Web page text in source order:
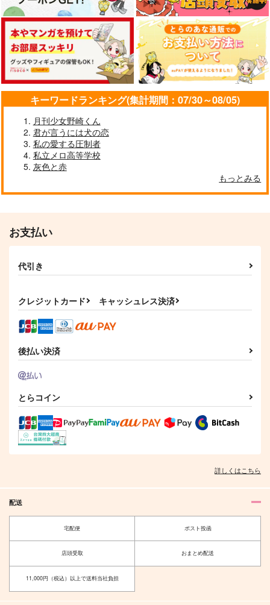
オレメン
79番
1,572円 （税込）
山姥切国広
サンプル
作品詳細
バース・クライ
エダツミ
1,430円 （税込）
山姥切国広×山姥切長義
サンプル
作品詳細
賞味期限は昨日
PINK POWER
472円（税込）
山姥切国広×山姥切長義
サンプル
作品詳細
In The Dark
ctrl＋
山姥切長義×山姥切国広
作品詳細
talisona
山姥切国広×山姥切長義
作品詳細
冬ながら（出戻り長
作品詳細
f2
山姥切国広×山姥切長義
飛花うらうら
山姥切長義×山姥切国広
カート カート カート
mellow mellow mell
ビターサイダー
787円（税込）
刀剣乱舞
山姥切長義×女審神者
fefefe
629円（税込）
AMBIVALENT
専売 1,572円（税込）
鳩星に願いをキス
PINK POWER
刀剣乱舞
山姥切国広×山姥切長義
カート
いであろっく
刀剣乱舞
カート
ONE CHANCE!
707円（税込）
刀剣乱舞
山姥切国広×山姥切長義
カート
キーワードランキング(集計期間：07/30～08/05)
月刊少女野崎くん
君が言うには犬の恋
私の愛する圧制者
私立メロ高等学校
灰色と赤
もっとみる
お支払い
代引き
クレジットカード キャッシュレス決済
後払い決済
とらコイン
詳しくはこちら
配送
宅配便 ポスト投函
店頭受取 おまとめ配送
11,000円（税込）以上で送料当社負担